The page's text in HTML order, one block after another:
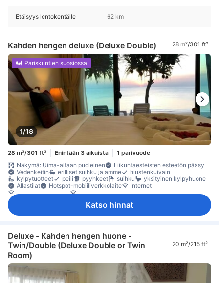
Etäisyys lentokentälle 62 km
Kahden hengen deluxe (Deluxe Double) 28 m²/301 ft²
1/18
Pariskuntien suosiossa
28 m²/301 ft² Enintään 3 aikuista
1 parivuode
Näkymä: Uima-altaan puoleinen
Liikuntaesteisten esteetön pääsy
Vedenkeitin
erilliset suihku ja amme
hiustenkuivain
kylpytuotteet
peili pyyhkeet suihku
yksityinen kylpyhuone
Allastilat
Hotspot-mobiiliverkkolaite
internet
internet (maksuton)
langaton internet
Adapteri herätyskello
päivittäinen huonesiivous
Ikkuna
Laatta-/marmorilattia
oleskelualue
parveke/terassi puu- /parkettilattia
Roskakorit
sohva
työpöytä yhdistettäviä huoneita saatavana
kaappi
naulakko
Savuttomia huoneita
tallelokero huoneessa
Katso hinnat
Deluxe - Kahden hengen huone -
Twin/Double (Deluxe Double or Twin
Room)
20 m²/215 ft²